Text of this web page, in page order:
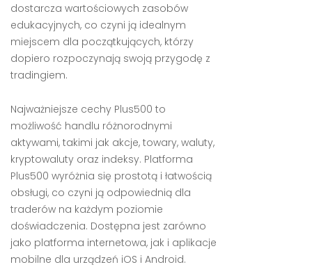
dostarcza wartościowych zasobów
edukacyjnych, co czyni ją idealnym
miejscem dla początkujących, którzy
dopiero rozpoczynają swoją przygodę z
tradingiem.
Najważniejsze cechy Plus500 to
możliwość handlu różnorodnymi
aktywami, takimi jak akcje, towary, waluty,
kryptowaluty oraz indeksy. Platforma
Plus500 wyróżnia się prostotą i łatwością
obsługi, co czyni ją odpowiednią dla
traderów na każdym poziomie
doświadczenia. Dostępna jest zarówno
jako platforma internetowa, jak i aplikacje
mobilne dla urządzeń iOS i Android.